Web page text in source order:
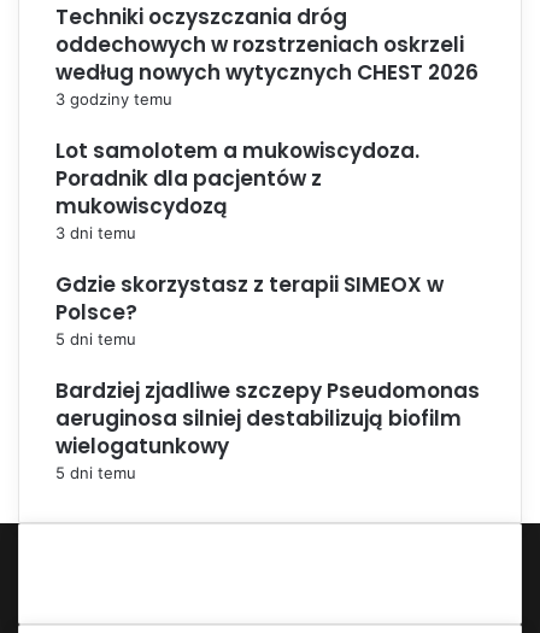
Techniki oczyszczania dróg
oddechowych w rozstrzeniach oskrzeli
według nowych wytycznych CHEST 2026
3 godziny temu
Lot samolotem a mukowiscydoza.
Poradnik dla pacjentów z
mukowiscydozą
3 dni temu
Gdzie skorzystasz z terapii SIMEOX w
Polsce?
5 dni temu
Bardziej zjadliwe szczepy Pseudomonas
aeruginosa silniej destabilizują biofilm
wielogatunkowy
5 dni temu